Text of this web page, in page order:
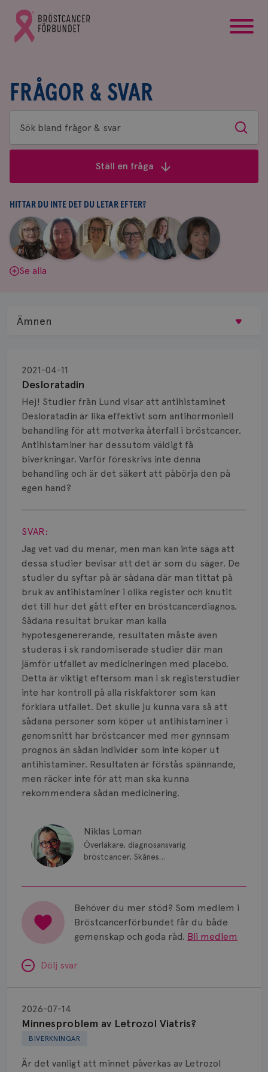
Gå
till
Bröstcancerförbundets
FRÅGOR & SVAR
Sök
bland
&
svar
Sök
Ställ en fråga
HITTAR DU INTE DET DU LETAR EFTER?
Aina
Johnsson
|
Anne
Andersson
Fredrika
Killander
|
Jeanette
Bäcklund
|
Maria
Edegran
|
Yvette
Andersson
Se alla
Desloratadin
2021-04-11
Hej! Studier från Lund visar att antihistaminet
Desloratadin är lika effektivt som antihormoniell
behandling för att motverka återfall i bröstcancer.
Antihistaminer har dessutom väldigt få
biverkningar. Varför föreskrivs inte denna
behandling och är det säkert att påbörja den på
egen hand?
Visa svar
SVAR:
Jag vet vad du menar, men man kan inte säga att
dessa studier bevisar att det är som du säger. De
studier du syftar på är sådana där man tittat på
bruk av antihistaminer i olika register och knutit
det till hur det gått efter en bröstcancerdiagnos.
Sådana resultat brukar man kalla
hypotesgenererande, resultaten måste även
studeras i sk randomiserade studier där man
jämför utfallet av medicineringen med placebo.
Detta är viktigt eftersom man i sk registerstudier
inte har kontroll på alla riskfaktorer som kan
förklara utfallet. Det skulle ju kunna vara så att
sådana personer som köper ut antihistaminer i
genomsnitt har bröstcancer med mer gynnsam
prognos än sådan individer som inte köper ut
antihistaminer. Resultaten är förstås spännande,
men räcker inte för att man ska kunna
rekommendera sådan medicinering.
Niklas Loman
Överläkare, diagnosansvarig
bröstcancer, Skånes
Behöver du mer stöd? Som medlem i
Bröstcancerförbundet får du både
gemenskap och goda råd. Bli medlem
Dölj svar
BIVERKNINGAR
Minnesproblem av Letrozol Viatris?
2026-07-14
Är det vanligt att minnet påverkas av Letrozol
Letrozol
Viatris?
Ämnen
Biopsi
Biverkningar
Bröstvårta
Knöl
Läkemedel
Typ av bröstcancer
Smärta
Prognos
Risker
Spridd bröstcancer
Strålning
Vätska